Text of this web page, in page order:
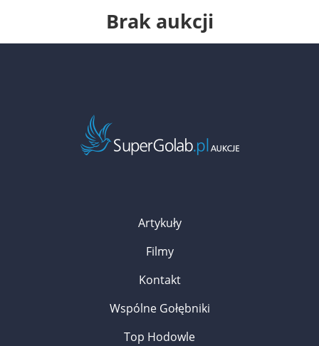
Brak aukcji
Artykuły
Filmy
Kontakt
Wspólne Gołębniki
Top Hodowle